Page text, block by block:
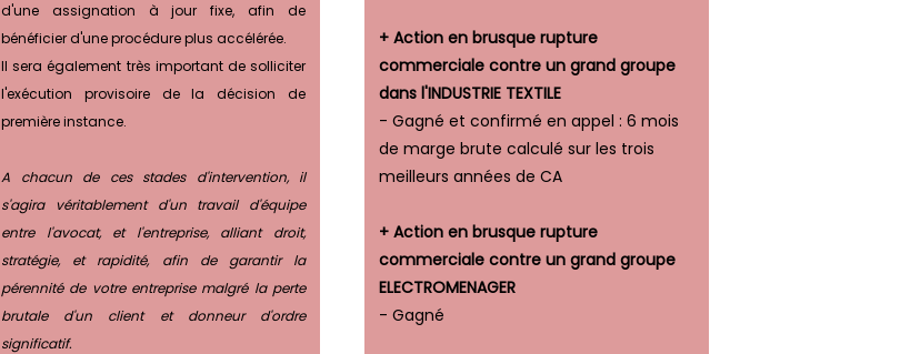
d'une assignation à jour fixe, afin de
bénéficier d'une procédure plus accélérée.
Il sera également très important de solliciter
l'exécution provisoire de la décision de
première instance.
A chacun de ces stades d'intervention, il
s'agira véritablement d'un travail d'équipe
entre l'avocat, et l'entreprise, alliant droit,
stratégie, et rapidité, afin de garantir la
pérennité de votre entreprise malgré la perte
brutale d'un client et donneur d'ordre
significatif.
+ Action en brusque rupture
commerciale contre un grand groupe
dans l'INDUSTRIE TEXTILE
- Gagné et confirmé en appel : 6 mois
de marge brute calculé sur les trois
meilleurs années de CA
+ Action en brusque rupture
commerciale contre un grand groupe
ELECTROMENAGER
- Gagné